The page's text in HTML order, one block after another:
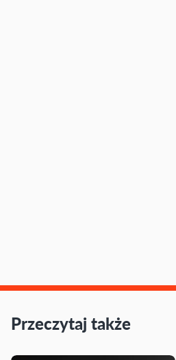
Przeczytaj także